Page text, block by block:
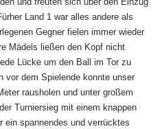
Land 1 war alles andere als
Gegner fielen immer wieder
Mädels ließen den Kopf nicht
Lücke um den Ball im Tor zu
vor dem Spielende konnte unser
rausholen und unter großem
Turniersieg mit einem knappen
ein spannendes und verrücktes